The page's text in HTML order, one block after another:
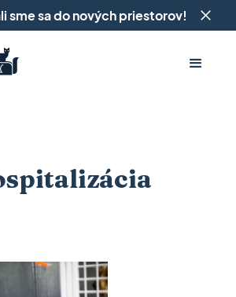
sme sa do nových priestorov!